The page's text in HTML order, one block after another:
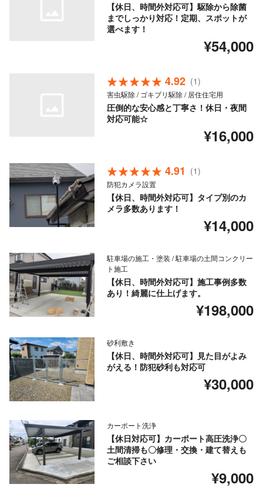
【休日、時間外対応可】駆除から除菌
までしっかり対応！定期、スポットが
選べます！
¥54,000
4.92 (1)
害虫駆除 / ゴキブリ駆除 / 居住住宅用
圧倒的な安心感と丁寧さ！休日・夜間
対応可能☆
¥16,000
4.91 (1)
防犯カメラ設置
【休日、時間外対応可】タイプ別のカ
メラ多数あります！
¥14,000
駐車場の施工・塗装 / 駐車場の土間コンクリー
ト施工
【休日、時間外対応可】施工事例多数
あり！綺麗に仕上げます。
¥198,000
砂利敷き
【休日、時間外対応可】見た目がよみ
がえる！防犯砂利も対応可
¥30,000
カーポート洗浄
【休日対応可】カーポート高圧洗浄〇
土間清掃も〇修理・交換・建て替えも
ご相談下さい
¥9,000